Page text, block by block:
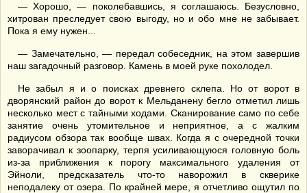
— Хорошо, — поколебавшись, я соглашаюсь. Безусловно,
хитрован преследует свою выгоду, но и обо мне не забывает.
Пока я ему нужен...
— Замечательно, — передал собеседник, на этом завершив
наш загадочный разговор. Камень в моей руке похолодел.
Не забыл я и о поисках древнего склепа. Но от ворот в
дворянский район до ворот к Мельданену бегло отметил лишь
несколько мест с тайными ходами. Сканирование само по себе
занятие очень утомительное и неприятное, а с жалким
радиусом обзора так вообще швах. Когда я с очередной точки
заворачивал к зоопарку, терпя усиливающуюся головную боль
из-за приближения к порогу максимального удаления от
Эйноли, предсказатель что-то наворожил в скверике
неподалеку от озера. По крайней мере, я отчетливо ощутил по